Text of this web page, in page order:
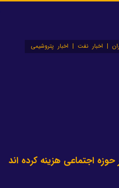
| اخبار نفت | اخبار پتروشیمی